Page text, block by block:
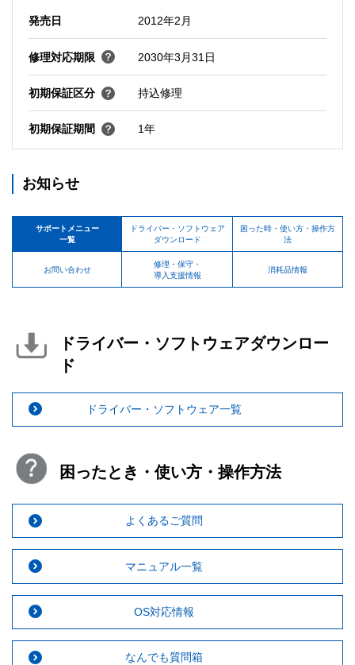
発売日 2012年2月
修理対応期限 2030年3月31日
初期保証区分 持込修理
初期保証期間 1年
お知らせ
サポートメニュー
一覧
ドライバー・ソフトウェア
ダウンロード
困った時・使い方・操作方
法
お問い合わせ
修理・保守・
導入支援情報
消耗品情報
ドライバー・ソフトウェアダウンロー
ド
ドライバー・ソフトウェア一覧
困ったとき・使い方・操作方法
よくあるご質問
マニュアル一覧
OS対応情報
なんでも質問箱